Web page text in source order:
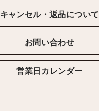
キャンセル・返品について
お問い合わせ
営業日カレンダー